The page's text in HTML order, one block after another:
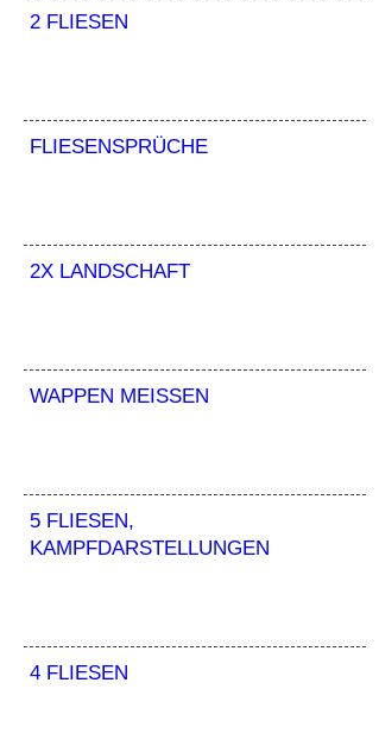
2 FLIESEN
FLIESENSPRÜCHE
2X LANDSCHAFT
WAPPEN MEISSEN
5 FLIESEN,
KAMPFDARSTELLUNGEN
4 FLIESEN